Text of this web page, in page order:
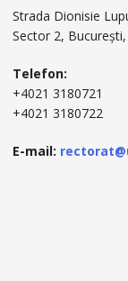
Strada Dionisie
Sector 2,
Telefon:
+4021 3180721
+4021 3180722
E-mail: